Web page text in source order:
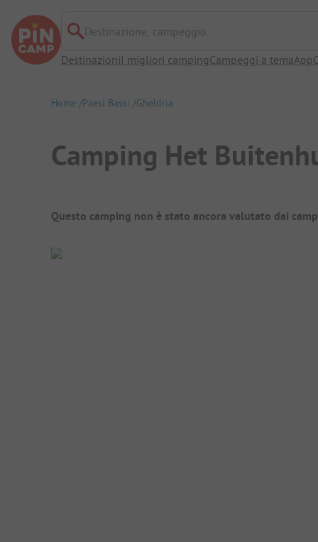
Destinazione, campeggio
DestinazioniI migliori campingCampeggi a temaApp
Home Paesi Bassi Gheldria
Camping Het
Panoramica del campeggio
Questo camping non è stato ancora valutato dai